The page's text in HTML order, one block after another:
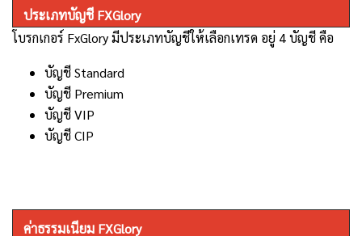
ประเภทบัญชี FXGlory
โบรกเกอร์ FxGloryมีประเภทบัญชีให้เลือกเทรด อยู่ 4บัญชี คือ
บัญชีStandard
บัญชี Premium
บัญชีVIP
บัญชีCIP
ค่าธรรมเนียม FXGlory